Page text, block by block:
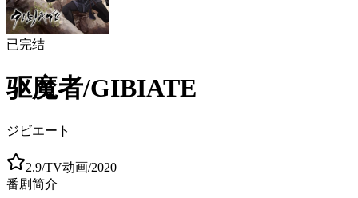
已完结
驱魔者/GIBIATE
ジビエート
2.9/TV动画/2020
番剧简介